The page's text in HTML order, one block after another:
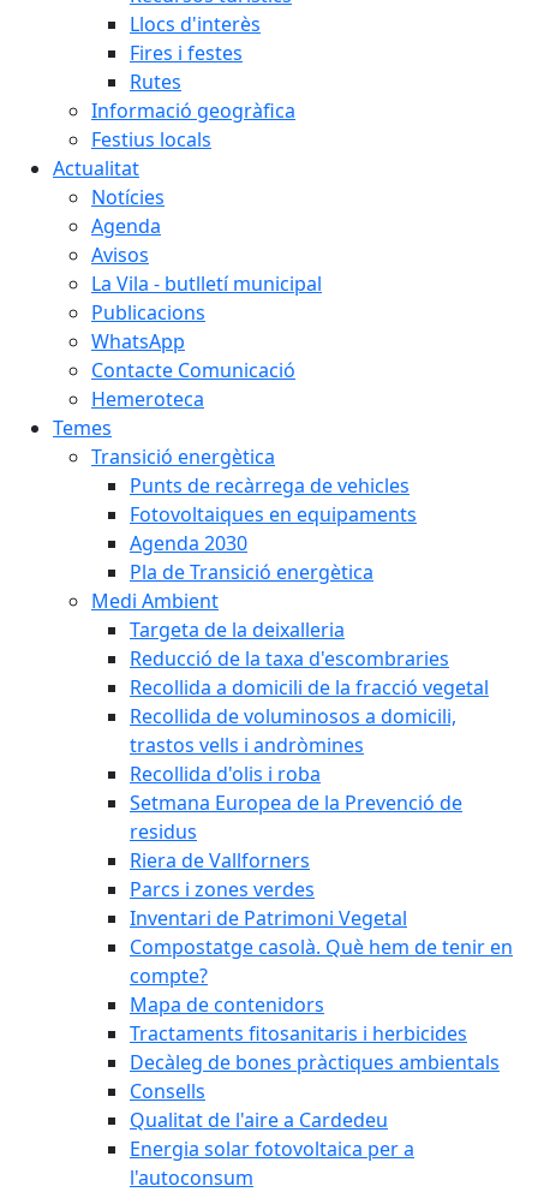
Llocs d'interès
Fires i festes
Rutes
Informació geogràfica
Festius locals
Actualitat
Notícies
Agenda
Avisos
La Vila - butlletí municipal
Publicacions
WhatsApp
Contacte Comunicació
Hemeroteca
Temes
Transició energètica
Punts de recàrrega de vehicles
Fotovoltaiques en equipaments
Agenda 2030
Pla de Transició energètica
Medi Ambient
Targeta de la deixalleria
Reducció de la taxa d'escombraries
Recollida a domicili de la fracció vegetal
Recollida de voluminosos a domicili,
trastos vells i andròmines
Recollida d'olis i roba
Setmana Europea de la Prevenció de
residus
Riera de Vallforners
Parcs i zones verdes
Inventari de Patrimoni Vegetal
Compostatge casolà. Què hem de tenir en
compte?
Mapa de contenidors
Tractaments fitosanitaris i herbicides
Decàleg de bones pràctiques ambientals
Consells
Qualitat de l'aire a Cardedeu
Energia solar fotovoltaica per a
l'autoconsum